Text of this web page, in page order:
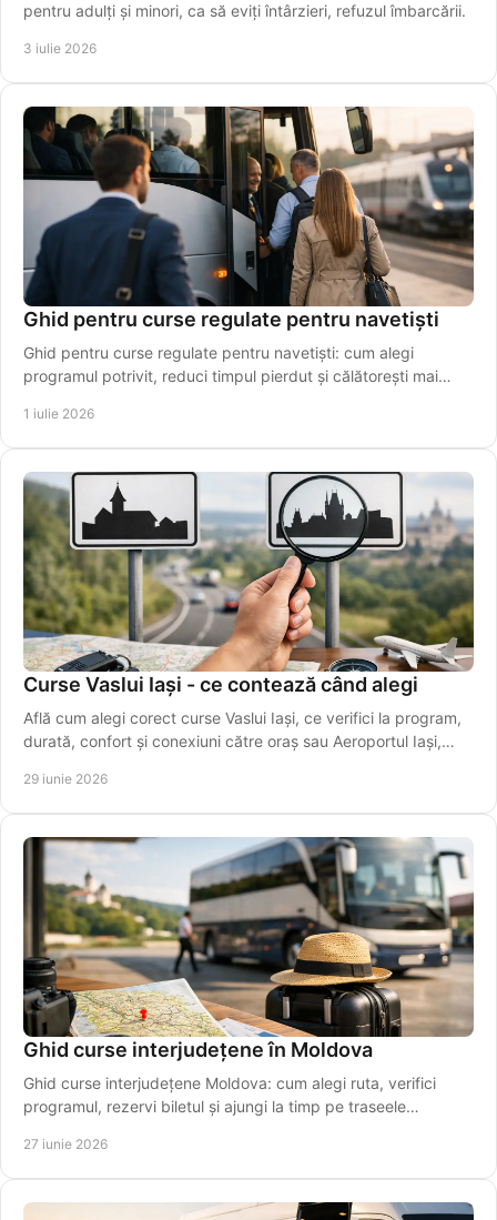
pentru adulți și minori, ca să eviți întârzieri, refuzul îmbarcării.
3 iulie 2026
Ghid pentru curse regulate pentru navetiști
Ghid pentru curse regulate pentru navetiști: cum alegi
programul potrivit, reduci timpul pierdut și călătorești mai
1 iulie 2026
Curse Vaslui Iași - ce contează când alegi
Află cum alegi corect curse Vaslui Iași, ce verifici la program,
durată, confort și conexiuni către oraș sau Aeroportul Iași,
29 iunie 2026
Ghid curse interjudețene în Moldova
Ghid curse interjudețene Moldova: cum alegi ruta, verifici
programul, rezervi biletul și ajungi la timp pe traseele
27 iunie 2026